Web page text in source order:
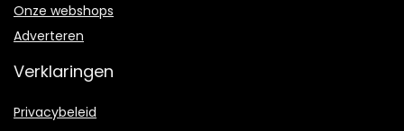
Onze webshops
Adverteren
Verklaringen
Privacybeleid